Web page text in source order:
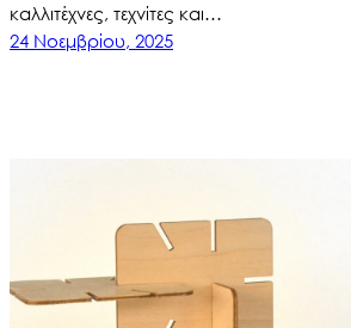
καλλιτέχνες, τεχνίτες και…
24 Νοεμβρίου, 2025